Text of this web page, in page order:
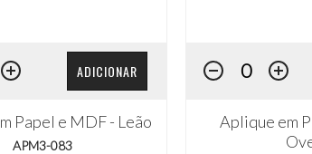
ADICIONAR
Papel e MDF - Leão
APM3-083
Aplique em